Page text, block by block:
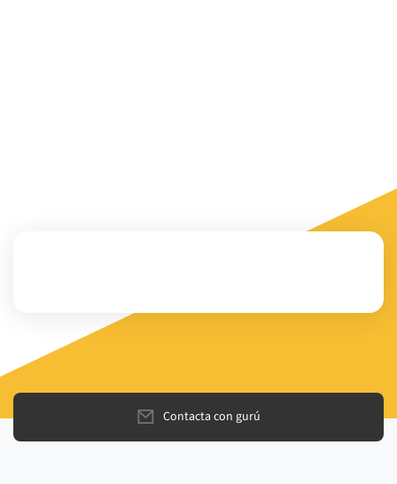
Contacta con gurú